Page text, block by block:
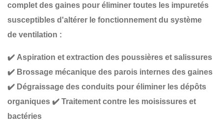
complet des gaines pour éliminer toutes les impuretés
susceptibles d'altérer le fonctionnement du système
de ventilation :
✔️ Aspiration et extraction des poussières et salissures
✔️ Brossage mécanique des parois internes des gaines
✔️ Dégraissage des conduits pour éliminer les dépôts
organiques ✔️ Traitement contre les moisissures et
bactéries